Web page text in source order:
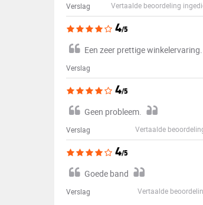
Verslag Vertaalde beoordeling
4/5
Een zeer prettige winkelervaring.
Verslag
4/5
Geen probleem.
Verslag Vertaalde
4/5
Goede band
Verslag Vertaalde